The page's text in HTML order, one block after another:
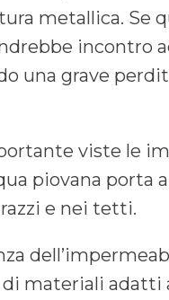
metallica. Se
incontro
una grave
viste le
piovana porta
e nei tetti.
materiali adatti